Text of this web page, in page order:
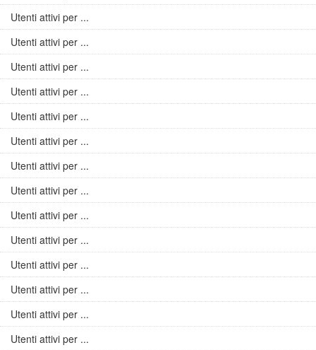
Utenti attivi per ...
Utenti attivi per ...
Utenti attivi per ...
Utenti attivi per ...
Utenti attivi per ...
Utenti attivi per ...
Utenti attivi per ...
Utenti attivi per ...
Utenti attivi per ...
Utenti attivi per ...
Utenti attivi per ...
Utenti attivi per ...
Utenti attivi per ...
Utenti attivi per ...